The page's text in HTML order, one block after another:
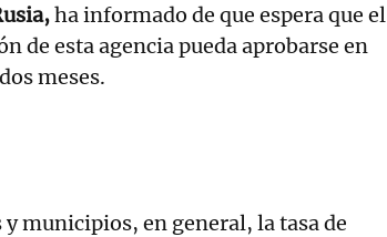
ha informado de que espera que el
de esta agencia pueda aprobarse en
meses.
municipios, en general, la tasa de